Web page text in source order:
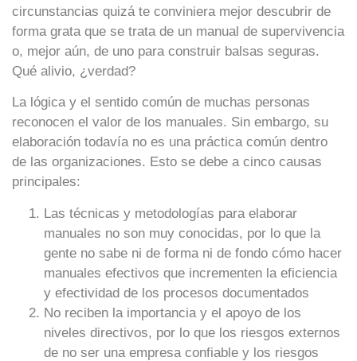
circunstancias quizá te conviniera mejor descubrir de
forma grata que se trata de un manual de supervivencia
o, mejor aún, de uno para construir balsas seguras.
Qué alivio, ¿verdad?
La lógica y el sentido común de muchas personas
reconocen el valor de los manuales. Sin embargo, su
elaboración todavía no es una práctica común dentro
de las organizaciones. Esto se debe a cinco causas
principales:
Las técnicas y metodologías para elaborar
manuales no son muy conocidas, por lo que la
gente no sabe ni de forma ni de fondo cómo hacer
manuales efectivos que incrementen la eficiencia
y efectividad de los procesos documentados
No reciben la importancia y el apoyo de los
niveles directivos, por lo que los riesgos externos
de no ser una empresa confiable y los riesgos